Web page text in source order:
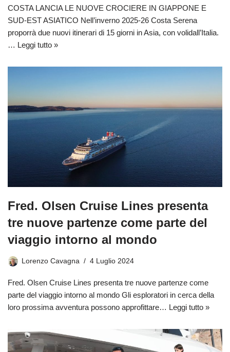
COSTA LANCIA LE NUOVE CROCIERE IN GIAPPONE E
SUD-EST ASIATICO Nell’inverno 2025-26 Costa Serena
proporrà due nuovi itinerari di 15 giorni in Asia, con volidall’Italia.
… Leggi tutto »
Fred. Olsen Cruise Lines presenta
tre nuove partenze come parte del
viaggio intorno al mondo
Lorenzo Cavagna 4 Luglio 2024
Fred. Olsen Cruise Lines presenta tre nuove partenze come
parte del viaggio intorno al mondo Gli esploratori in cerca della
loro prossima avventura possono approfittare… Leggi tutto »